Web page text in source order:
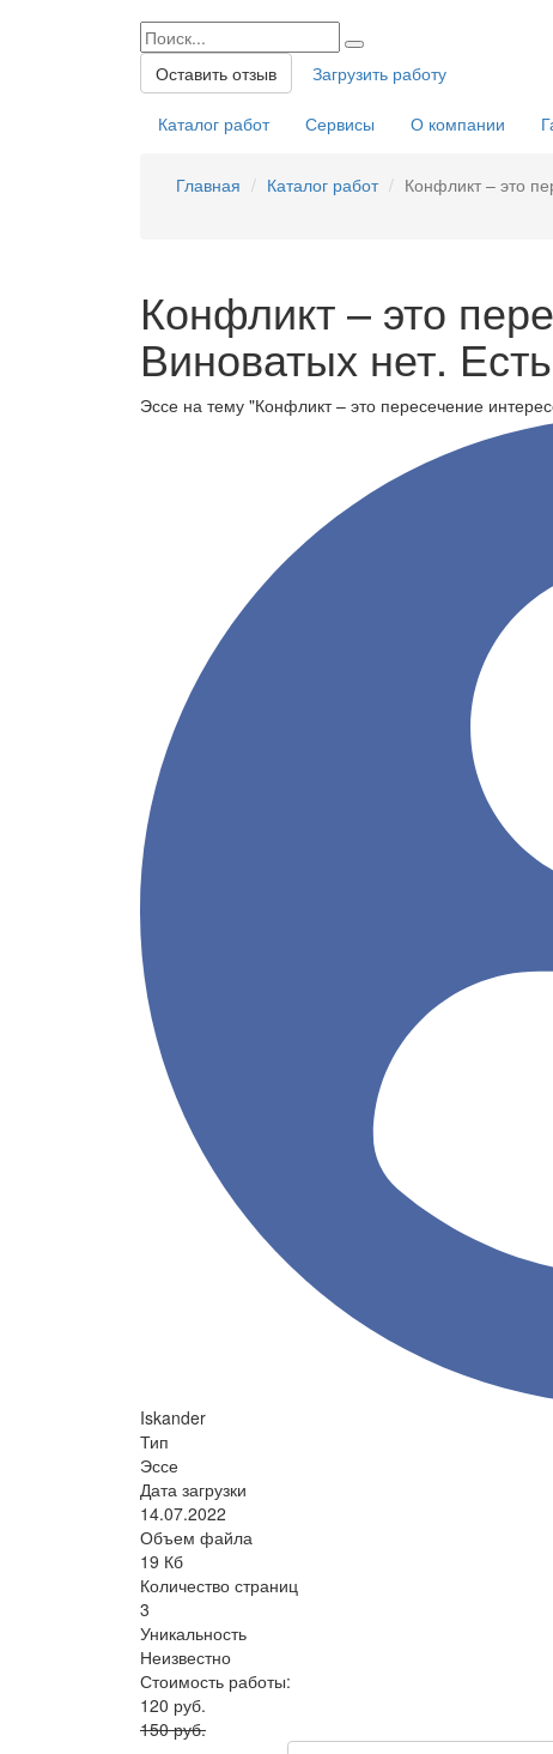
Оставить отзыв Загрузить работу
Каталог работ Сервисы О компании
Главная Каталог работ Конфликт – это
Конфликт – это
Виноватых нет.
Эссе на тему "Конфликт – это пересечение
Iskander
Тип
Эссе
Дата загрузки
14.07.2022
Объем файла
19 Кб
Количество страниц
3
Уникальность
Неизвестно
Стоимость работы:
120 руб.
150 руб.